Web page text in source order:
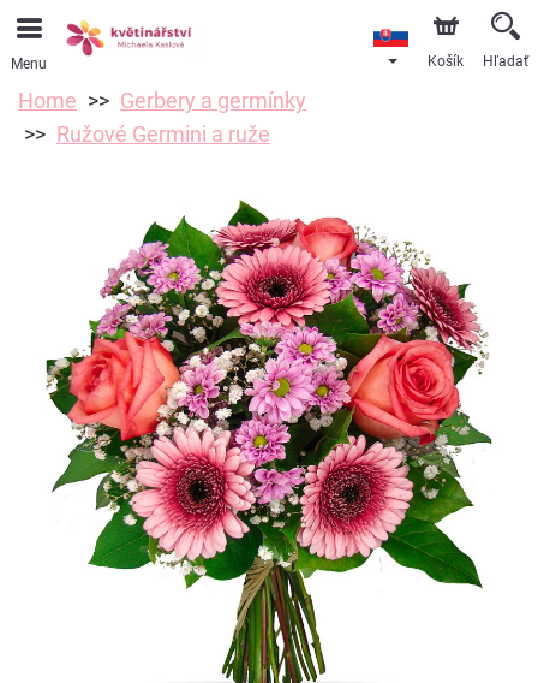
Menu Košík Hľadať
Home
Gerbery a germínky
Ružové Germini a ruže